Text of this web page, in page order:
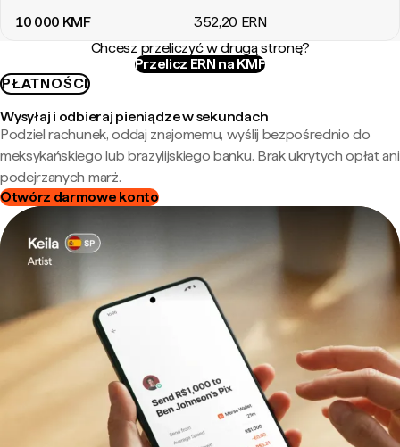
10 000 KMF 352,20 ERN
Chcesz przeliczyć w drugą stronę?
Przelicz ERN na KMF
PŁATNOŚCI
Wysyłaj i odbieraj pieniądze w sekundach
Podziel rachunek, oddaj znajomemu, wyślij bezpośrednio do
meksykańskiego lub brazylijskiego banku. Brak ukrytych opłat ani
podejrzanych marż.
Otwórz darmowe konto